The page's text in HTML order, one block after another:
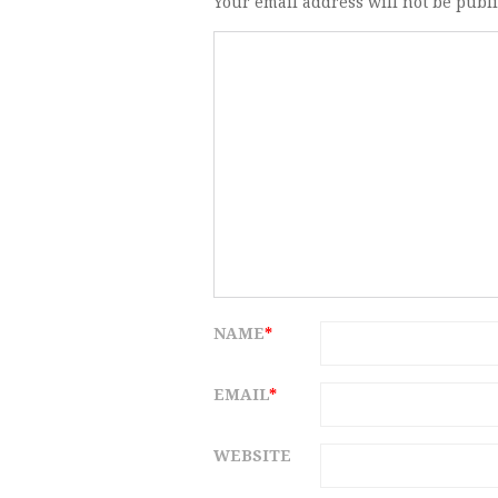
NAME*
EMAIL*
WEBSITE